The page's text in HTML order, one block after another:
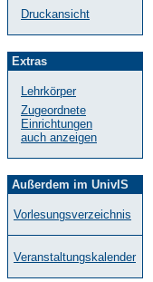
Druckansicht
Extras
Lehrkörper
Zugeordnete
Einrichtungen
auch anzeigen
Außerdem im UnivIS
Vorlesungsverzeichnis
Veranstaltungskalender